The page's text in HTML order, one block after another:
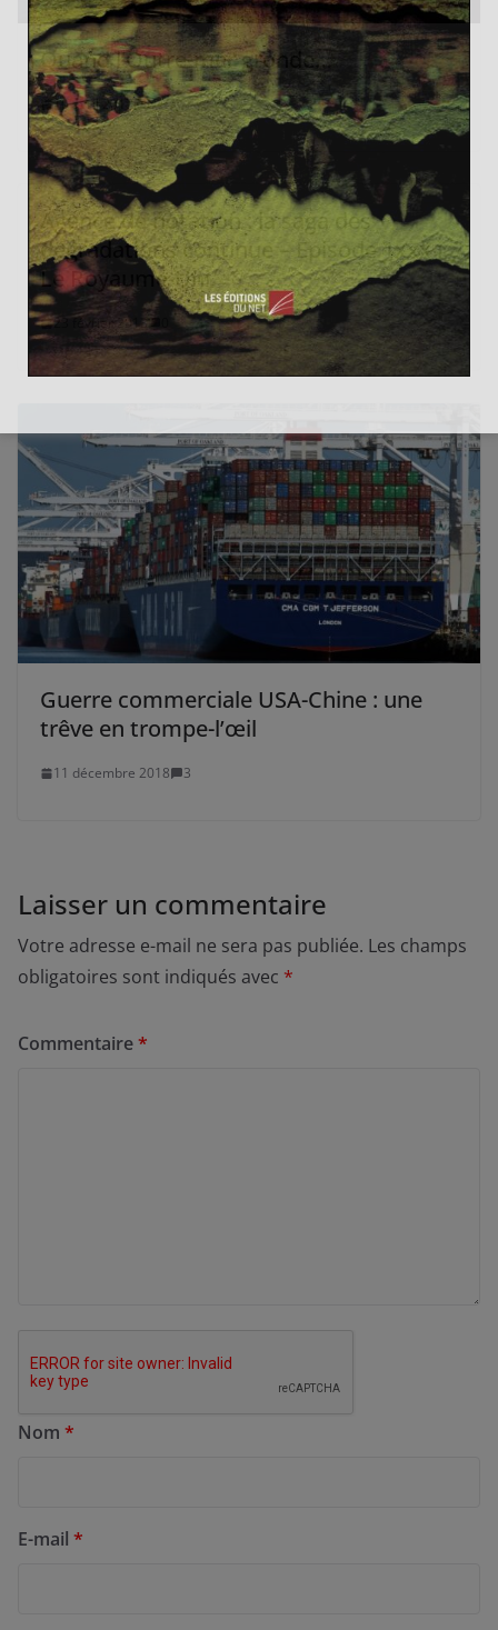
Quand l’Outre-mer gronde…
10 avril 2017 0
Agence de notation : la saga des
dégradations continue – Episode 1xxx :
Le Royaume-Uni
23 février 2013
Guerre commerciale USA-Chine : une
trêve en trompe-l’œil
11 décembre 2018 3
Laisser un commentaire
Votre adresse e-mail ne sera pas publiée. Les champs
obligatoires sont indiqués avec *
Commentaire*
Nom *
E-mail *